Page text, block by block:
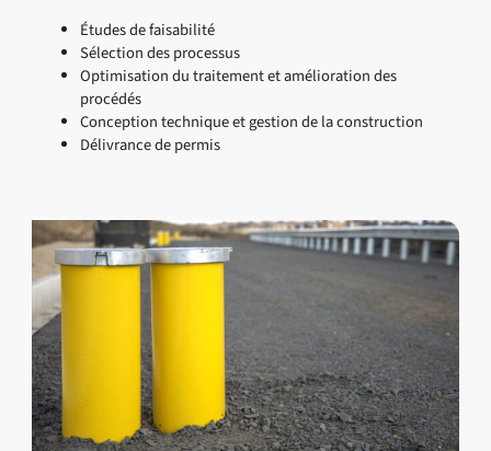
Études de faisabilité
Sélection des processus
Optimisation du traitement et amélioration des
procédés
Conception technique et gestion de la construction
Délivrance de permis